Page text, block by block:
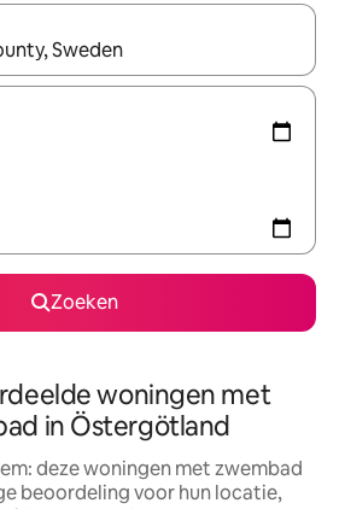
beschikbaar zijn, maak je een keuze
Zoeken
woningen met
in Östergötland
deze woningen met zwembad
beoordeling voor hun locatie,